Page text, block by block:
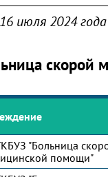
16 июля 2024 года
скорой
"Больница
помощи"